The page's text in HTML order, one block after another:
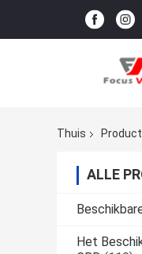
Thuis
ALLE
Het